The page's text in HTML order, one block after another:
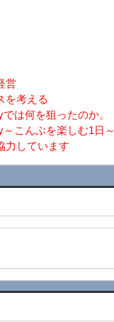
営
を考える
は何を狙ったのか。
こんぶを楽しむ1日～
力しています